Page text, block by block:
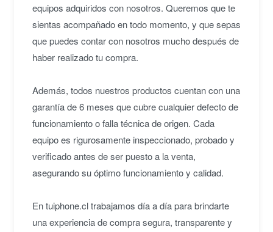
equipos adquiridos con nosotros. Queremos que te
sientas acompañado en todo momento, y que sepas
que puedes contar con nosotros mucho después de
haber realizado tu compra.
Además, todos nuestros productos cuentan con una
garantía de 6 meses que cubre cualquier defecto de
funcionamiento o falla técnica de origen. Cada
equipo es rigurosamente inspeccionado, probado y
verificado antes de ser puesto a la venta,
asegurando su óptimo funcionamiento y calidad.
En tuiphone.cl trabajamos día a día para brindarte
una experiencia de compra segura, transparente y